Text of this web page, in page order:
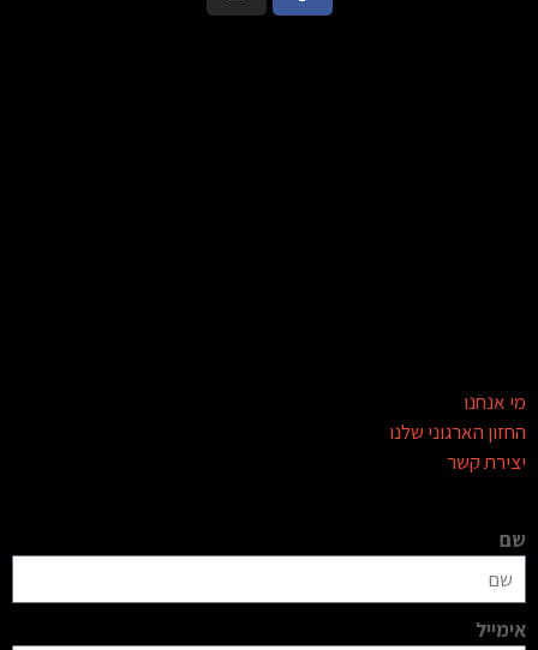
מי אנחנו
החזון הארגוני שלנו
יצירת קשר
שם
אימייל